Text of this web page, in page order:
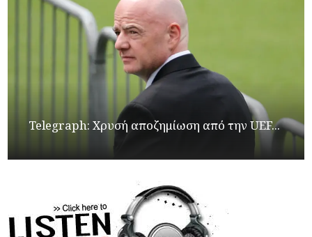
Telegraph: Χρυσή αποζημίωση από την UEF...